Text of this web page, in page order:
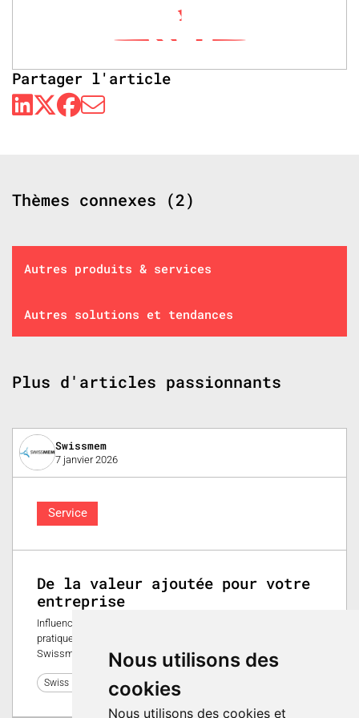
Nous utilisons des
cookies
Nous utilisons des cookies et
1
Partager l'article
Thèmes connexes (2)
Autres produits & services
Autres solutions et tendances
Plus d'articles passionnants
Swissmem
7 janvier 2026
Service
De la valeur ajoutée pour votre
entreprise
Influence politique ou prestations de services adaptées à la
pratique: au moment où une entreprise arrive à ses limites,
Swissmem intervient. Vous en profitez.
Swiss Plastics Expo 2026